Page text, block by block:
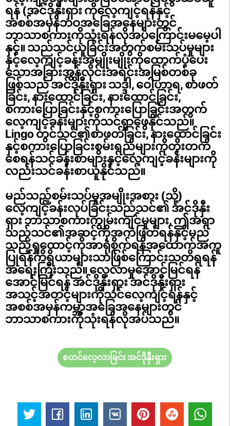
ရန် (အင်ဒိုနှီးရှား ကိုလေ့ကျင့်ရန်နှင့်
အစစ်အမှန်ဘဝအခြေအနေများတွင်
ဘာသာစကားကိုသုံးရန်လိုအပ်ကြောင်းမမေ့ပါ
နှင့်။သည်သင်ယူခြင်းအတွက်စမ်းသပ်မှုများ
နှင့်လေ့ကျင့်ခန်းအမျိုးမျိုးကိုထောက်ပံ့ပေး
သောအခြားအွန်လိုင်းအရင်းအမြစ်တစ်ခု
ဖြစ်သည် အင်ဒိုနှီးရှား သဒ္ဒါ, ဝေါဟာရ, စာဖတ်
ခြင်း, နားထောင်ခြင်း, နားထောင်ခြင်း,
စကားပြောခြင်းနှင့်စကားပြောခြင်းအတွက်
လေ့ကျင့်ခန်းများကိုသင်ရှာဖွေနိုင်သည်။
Lingo တွင်သင်၏စာဖတ်ခြင်း, နားထောင်ခြင်း
နှင့်စကားပြောခြင်းစွမ်းရည်များကိုတိုးတက်
စေရန်သင်ခန်းစာများနှင့်လေ့ကျင့်ခန်းများကို
လည်းသင်ခန်းစာယူနိုင်သည်။
မည်သည့်စမ်းသပ်မှုအမျိုးအစား (သို့)
လေ့ကျင့်ခန်းလုပ်ခြင်းသည်သင်၏ အင်ဒိုနှီး
ရှား ဘာသာစကားကျွမ်းကျင်မှုများ, ဤအရာ
သည်သင်၏အဆင့်ကိုအကဲဖြတ်ရန်နှင့်မည်
သည့်ရှုထောင့်ကိုအာရုံစိုက်ရန်အထောက်အကူ
ပြုရန်ကိရိယာများသာဖြစ်ကြောင်းသတိရရန်
အရေးကြီးသည်။ လေ့လာမှုအောင်မြင်ရန်
အောင်မြင်ရန် အင်ဒိုနှီးရှား အင်ဒိုနှီးရှား
အသင့်အတင့်များကိုသင်လေ့ကျင့်ရန်နှင့်
အစစ်အမှန်ကမ္ဘာအခြေအနေများတွင်
ဘာသာစကားကိုသုံးရန်လိုအပ်သည်။
စတင်လေ့လာခြင်း အင်ဒိုနှီးရှား